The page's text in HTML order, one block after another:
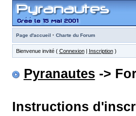
Page d'accueil · Charte du Forum
Bienvenue invité ( Connexion| Inscription)
Pyranautes ->
Instructions